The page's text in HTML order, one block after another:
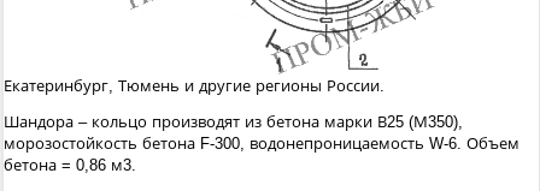
Екатеринбург, Тюмень и другие регионы России.
Шандора – кольцо производят из бетона марки В25 (М350),
морозостойкость бетона F-300, водонепроницаемость W-6. Объем
бетона = 0,86 м3.